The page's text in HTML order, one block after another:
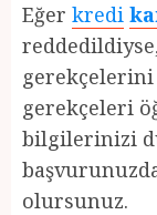
Eğer kredi
gerekçeleri
bilgilerinizi
olursunuz.